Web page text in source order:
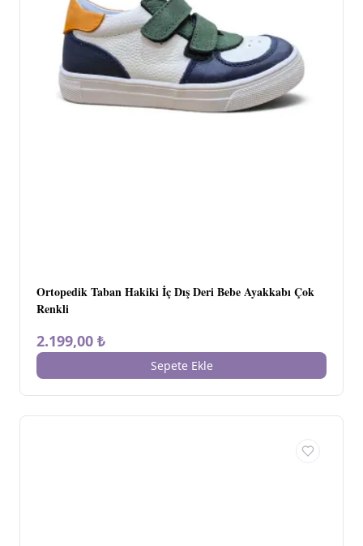
Ortopedik Taban Hakiki İç Dış Deri Bebe Ayakkabı Çok
Renkli
2.199,00 ₺
Sepete Ekle